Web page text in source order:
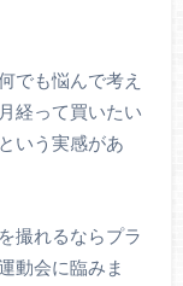
でも悩んで考え
経って買いたい
いう実感があ
撮れるならプラ
動会に臨みま